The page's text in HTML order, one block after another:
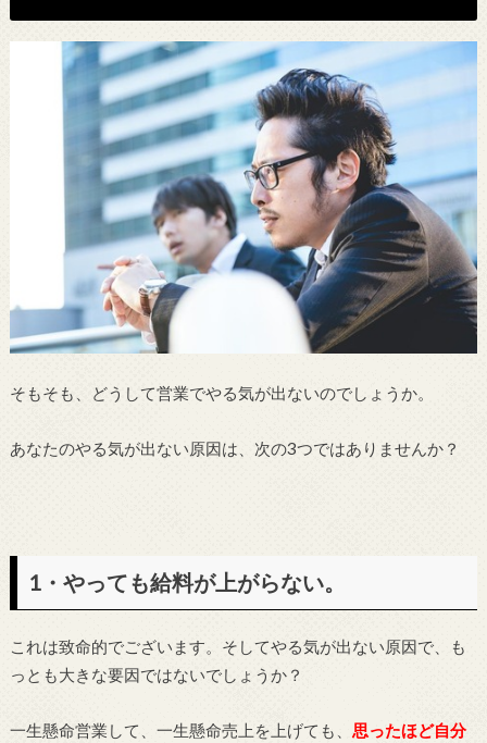
そもそも、どうして営業でやる気が出ないのでしょうか。
あなたのやる気が出ない原因は、次の3つではありませんか？
1・やっても給料が上がらない。
これは致命的でございます。そしてやる気が出ない原因で、も
っとも大きな要因ではないでしょうか？
一生懸命営業して、一生懸命売上を上げても、 思ったほど自分